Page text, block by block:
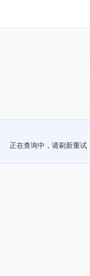
正在查询中，请刷新重试